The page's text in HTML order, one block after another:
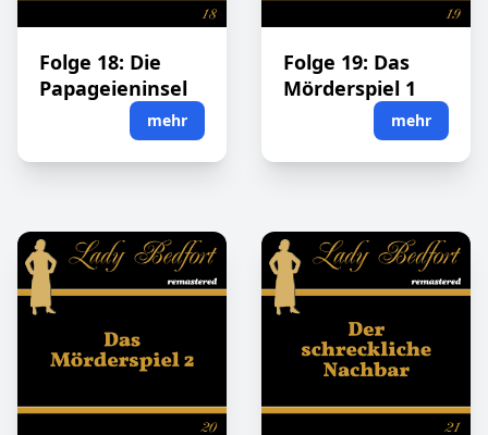
Folge 18: Die
Papageieninsel
mehr
Folge 19: Das
Mörderspiel 1
mehr